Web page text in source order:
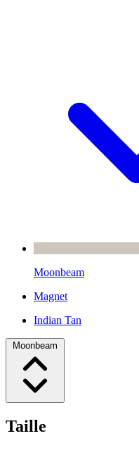
Moonbeam
Magnet
Indian Tan
Moonbeam
Taille